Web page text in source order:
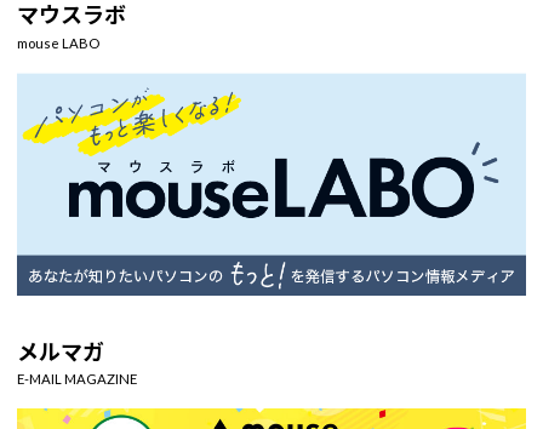
マウスラボ
mouse LABO
メルマガ
E-MAIL MAGAZINE